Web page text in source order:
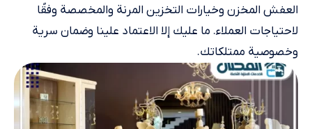
العفش المخزن وخيارات التخزين المرنة والمخصصة وفقًا
لاحتياجات العملاء. ما عليك إلا الاعتماد علينا وضمان سرية
وخصوصية ممتلكاتك.